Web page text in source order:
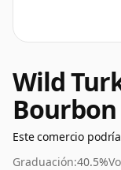
Wild
Bourbon
Este comercio
Graduación:40.5%